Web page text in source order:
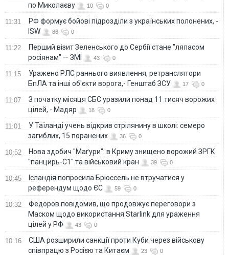
по Миколаєву
10 0
11:31
РФ формує бойові підрозділи з українських полонених, -
ISW
86 0
11:22
Перший візит Зеленського до Сербії стане "ляпасом
росіянам" — ЗМІ
43 0
11:15
Уражено РЛС раннього виявлення, ретранслятори
БпЛА та інші об'єкти ворога,- Генштаб ЗСУ
17 0
11:07
З початку місяця СБС уразили понад 11 тисяч ворожих
цілей, - Мадяр
18 0
11:01
У Таїланді учень відкрив стрілянину в школі: семеро
загиблих, 15 поранених
36 0
10:52
Нова здобич "Маґури": в Криму знищено ворожий ЗРГК
"панцирь-С1" та військовий кран
39 0
10:45
Ісландія попросила Брюссель не втручатися у
референдум щодо ЄС
59 0
10:32
Федоров повідомив, що продовжує переговори з
Маском щодо використання Starlink для ураження
цілей у РФ
43 0
10:16
США розширили санкції проти Куби через військову
співпрацю з Росією та Китаєм
23 0